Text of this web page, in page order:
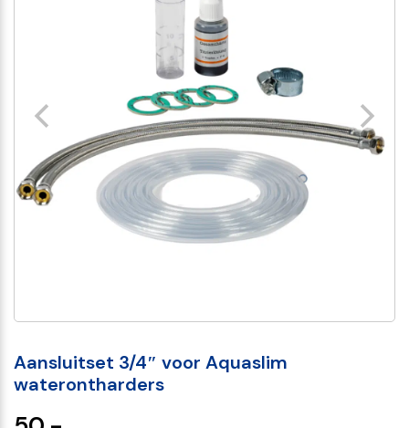
Aansluitset 3/4″ voor Aquaslim
waterontharders